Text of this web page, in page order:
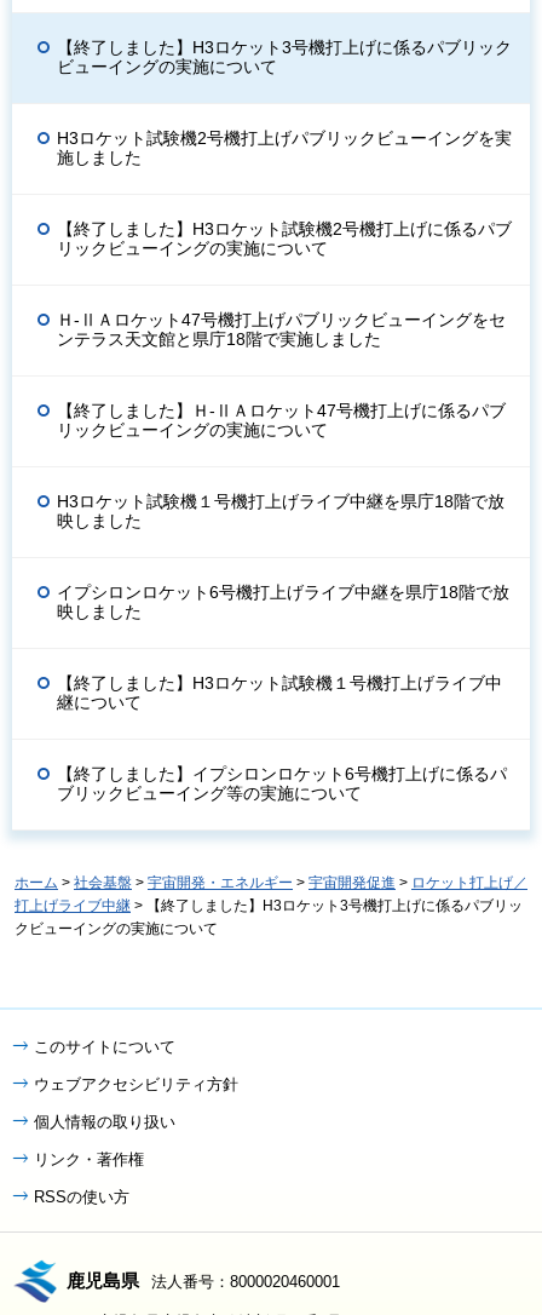
【終了しました】H3ロケット3号機打上げに係るパブリック
ビューイングの実施について
H3ロケット試験機2号機打上げパブリックビューイングを実
施しました
【終了しました】H3ロケット試験機2号機打上げに係るパブ
リックビューイングの実施について
Ｈ-ⅡＡロケット47号機打上げパブリックビューイングをセ
ンテラス天文館と県庁18階で実施しました
【終了しました】Ｈ-ⅡＡロケット47号機打上げに係るパブ
リックビューイングの実施について
H3ロケット試験機１号機打上げライブ中継を県庁18階で放
映しました
イプシロンロケット6号機打上げライブ中継を県庁18階で放
映しました
【終了しました】H3ロケット試験機１号機打上げライブ中
継について
【終了しました】イプシロンロケット6号機打上げに係るパ
ブリックビューイング等の実施について
ホーム > 社会基盤 > 宇宙開発・エネルギー > 宇宙開発促進 > ロケット打上げ／
打上げライブ中継 > 【終了しました】H3ロケット3号機打上げに係るパブリッ
クビューイングの実施について
このサイトについて
ウェブアクセシビリティ方針
個人情報の取り扱い
リンク・著作権
RSSの使い方
鹿児島県 法人番号：8000020460001